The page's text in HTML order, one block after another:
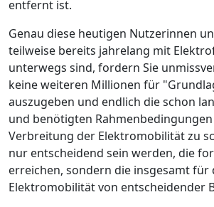
entfernt ist.
Genau diese heutigen Nutzerinnen
teilweise bereits jahrelang mit
unterwegs sind, fordern Sie
keine weiteren Millionen für
auszugeben und endlich die schon
und benötigten
Verbreitung der Elektromobilität zu
nur entscheidend sein werden, die
erreichen, sondern die insgesamt für
Elektromobilität von entscheidender